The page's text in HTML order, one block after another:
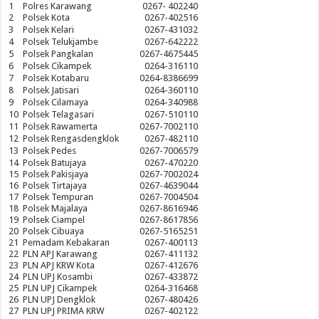
1
Polres Karawang
0267- 402240
2
Polsek Kota
0267-402516
3
Polsek Kelari
0267-431032
4
Polsek Telukjambe
0267-642222
5
Polsek Pangkalan
0267-4675445
6
Polsek Cikampek
0264-316110
7
Polsek Kotabaru
0264-8386699
8
Polsek Jatisari
0264-360110
9
Polsek Cilamaya
0264-340988
10 Polsek Telagasari
0267-510110
11 Polsek Rawamerta
0267-7002110
12 Polsek Rengasdengklok
0267-482110
13 Polsek Pedes
0267-7006579
14 Polsek Batujaya
0267-470220
15 Polsek Pakisjaya
0267-7002024
16 Polsek Tirtajaya
0267-4639044
17 Polsek Tempuran
0267-7004504
18 Polsek Majalaya
0267-8616946
19 Polsek Ciampel
0267-8617856
20 Polsek Cibuaya
0267-5165251
21 Pemadam Kebakaran
0267-400113
22 PLN APJ Karawang
0267-411132
23 PLN APJ KRW Kota
0267-412676
24 PLN UPJ Kosambi
0267-433872
25 PLN UPJ Cikampek
0264-316468
26 PLN UPJ Dengklok
0267-480426
27 PLN UPJ PRIMA KRW 0267-402122